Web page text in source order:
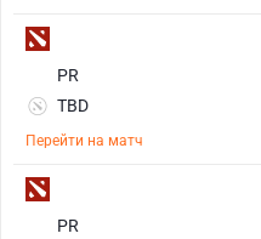
PR
TBD
Перейти на матч
PR